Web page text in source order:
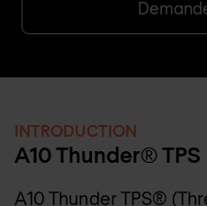
INTRODUCTION
A10 Thunder® TPS
A10 Thunder TPS®